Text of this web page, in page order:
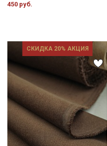
450 руб.
СКИДКА 20% АКЦИЯ